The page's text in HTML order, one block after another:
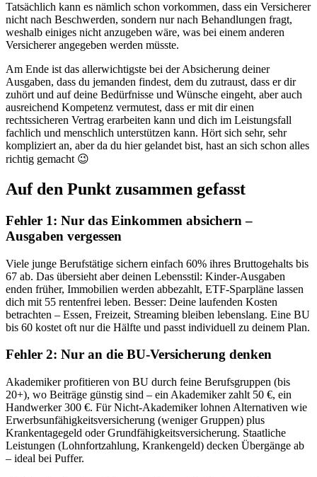
Tatsächlich kann es nämlich schon vorkommen, dass ein Versicherer
nicht nach Beschwerden, sondern nur nach Behandlungen fragt,
weshalb einiges nicht anzugeben wäre, was bei einem anderen
Versicherer angegeben werden müsste.
Am Ende ist das allerwichtigste bei der Absicherung deiner
Ausgaben, dass du jemanden findest, dem du zutraust, dass er dir
zuhört und auf deine Bedürfnisse und Wünsche eingeht, aber auch
ausreichend Kompetenz vermutest, dass er mit dir einen
rechtssicheren Vertrag erarbeiten kann und dich im Leistungsfall
fachlich und menschlich unterstützen kann. Hört sich sehr, sehr
kompliziert an, aber da du hier gelandet bist, hast an sich schon alles
richtig gemacht 😉
Auf den Punkt zusammen gefasst
Fehler 1: Nur das Einkommen absichern –
Ausgaben vergessen
Viele junge Berufstätige sichern einfach 60% ihres Bruttogehalts bis
67 ab. Das übersieht aber deinen Lebensstil: Kinder-Ausgaben
enden früher, Immobilien werden abbezahlt, ETF-Sparpläne lassen
dich mit 55 rentenfrei leben. Besser: Deine laufenden Kosten
betrachten – Essen, Freizeit, Streaming bleiben lebenslang. Eine BU
bis 60 kostet oft nur die Hälfte und passt individuell zu deinem Plan.
Fehler 2: Nur an die BU-Versicherung denken
Akademiker profitieren von BU durch feine Berufsgruppen (bis
20+), wo Beiträge günstig sind – ein Akademiker zahlt 50 €, ein
Handwerker 300 €. Für Nicht-Akademiker lohnen Alternativen wie
Erwerbsunfähigkeitsversicherung (weniger Gruppen) plus
Krankentagegeld oder Grundfähigkeitsversicherung. Staatliche
Leistungen (Lohnfortzahlung, Krankengeld) decken Übergänge ab
– ideal bei Puffer.